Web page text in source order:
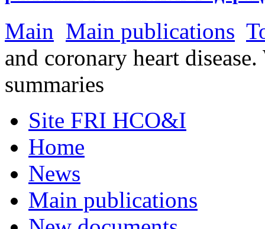
Main Main publications
and coronary heart
summaries
Site FRI HCO&I
Home
News
Main publications